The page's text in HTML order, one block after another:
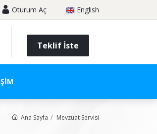
Oturum Aç English
Teklif İste
Ana Sayfa Mevzuat Servisi